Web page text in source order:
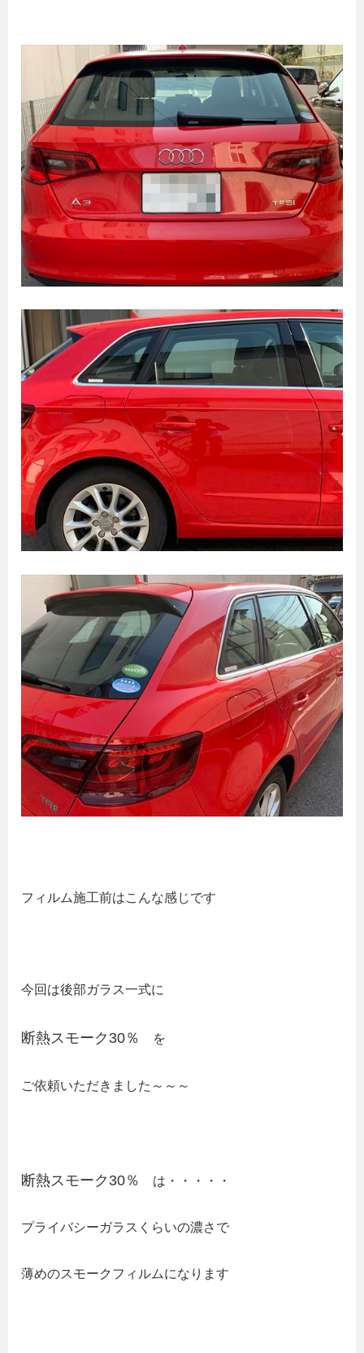
フィルム施工前はこんな感じです
今回は後部ガラス一式に
断熱スモーク30％ を
ご依頼いただきました～～～
断熱スモーク30％ は・・・・・
プライバシーガラスくらいの濃さで
薄めのスモークフィルムになります